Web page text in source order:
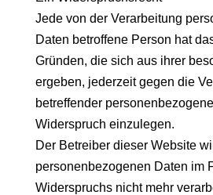
Jede von der Verarbeitung
Daten betroffene Person hat
Gründen, die sich aus ihrer
ergeben, jederzeit gegen die
betreffender
Widerspruch einzulegen.
Der Betreiber dieser Website
personenbezogenen Daten im
Widerspruchs nicht mehr